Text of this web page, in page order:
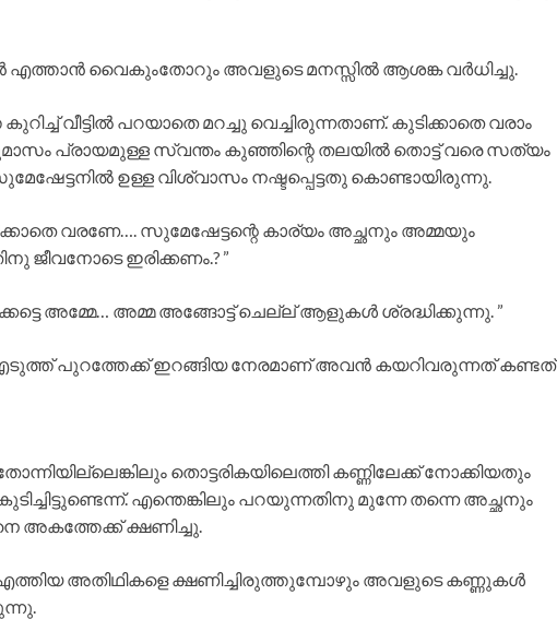
എത്താൻ വൈകുംതോറും അവളുടെ മനസ്സിൽ ആശങ്ക വർധിച്ചു.
വീട്ടിൽ പറയാതെ മറച്ചു വെച്ചിരുന്നതാണ്. കുടിക്കാതെ വരാം
പ്രായമുള്ള സ്വന്തം കുഞ്ഞിന്റെ തലയിൽ തൊട്ട് വരെ സത്യം
ഉള്ള വിശ്വാസം നഷ്ടപ്പെട്ടതു കൊണ്ടായിരുന്നു.
വരണേ…. സുമേഷേട്ടന്റെ കാര്യം അച്ഛനും അമ്മയും
ജീവനോടെ ഇരിക്കണം.? ”
അമ്മേ… അമ്മ അങ്ങോട്ട് ചെല്ല് ആളുകൾ ശ്രദ്ധിക്കുന്നു. ”
പുറത്തേക്ക് ഇറങ്ങിയ നേരമാണ് അവൻ കയറിവരുന്നത് കണ്ടത്
തൊട്ടരികയിലെത്തി കണ്ണിലേക്ക് നോക്കിയതും
എന്തെങ്കിലും പറയുന്നതിനു മുന്നേ തന്നെ അച്ഛനും
അകത്തേക്ക് ക്ഷണിച്ചു.
എത്തിയ അതിഥികളെ ക്ഷണിച്ചിരുത്തുമ്പോഴും അവളുടെ കണ്ണുകൾ